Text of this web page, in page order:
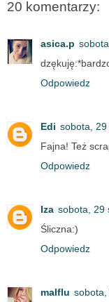
20 komentarzy:
asica.p
Odpowiedz
Edi sobota, 29
Fajna! Też
Odpowiedz
Iza sobota, 29
Śliczna:)
Odpowiedz
malflu sobota,